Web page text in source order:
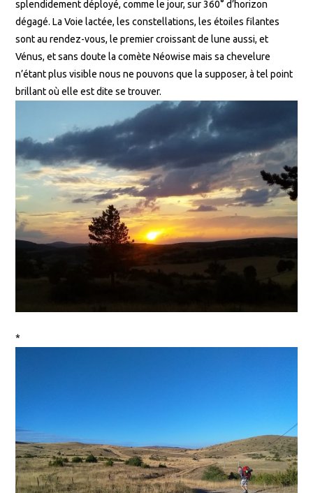
splendidement déployé, comme le jour, sur 360° d’horizon
dégagé. La Voie lactée, les constellations, les étoiles filantes
sont au rendez-vous, le premier croissant de lune aussi, et
Vénus, et sans doute la comète Néowise mais sa chevelure
n’étant plus visible nous ne pouvons que la supposer, à tel point
brillant où elle est dite se trouver.
*